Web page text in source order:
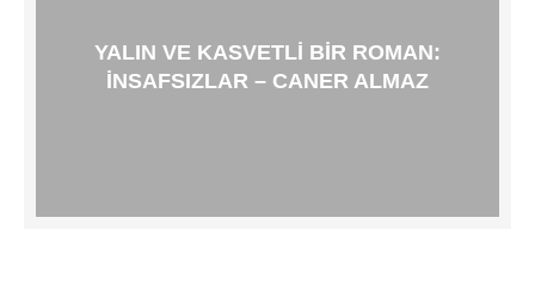
YALIN VE KASVETLI BIR ROMAN:
İNSAFSIZLAR – CANER ALMAZ